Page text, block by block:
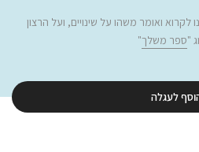
לקרוא ואומר משהו על שינויים, ועל הרצון
"ספר משלך"
לעגלה